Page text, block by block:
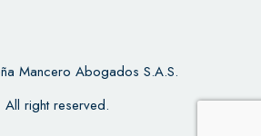
Mancero Abogados S.A.S.
All right reserved.